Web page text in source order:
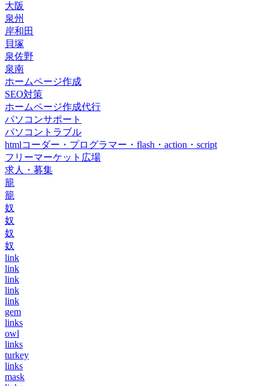
大阪
泉州
岸和田
貝塚
泉佐野
泉南
ホームページ作成
SEO対策
ホームページ作成代行
パソコンサポート
パソコントラブル
htmlコーダー・プログラマー・flash・action・script
フリーマーケット広場
求人・募集
籠
籠
奴
奴
奴
奴
link
link
link
link
link
gem
links
owl
links
turkey
links
mask